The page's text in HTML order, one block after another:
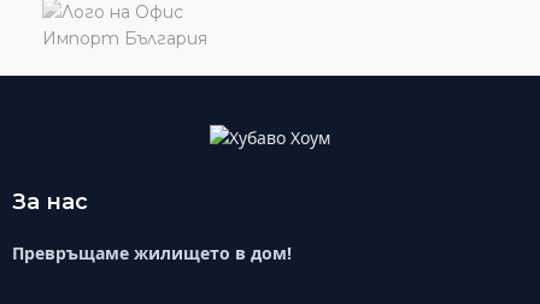
За нас
Превръщаме жилището в дом!